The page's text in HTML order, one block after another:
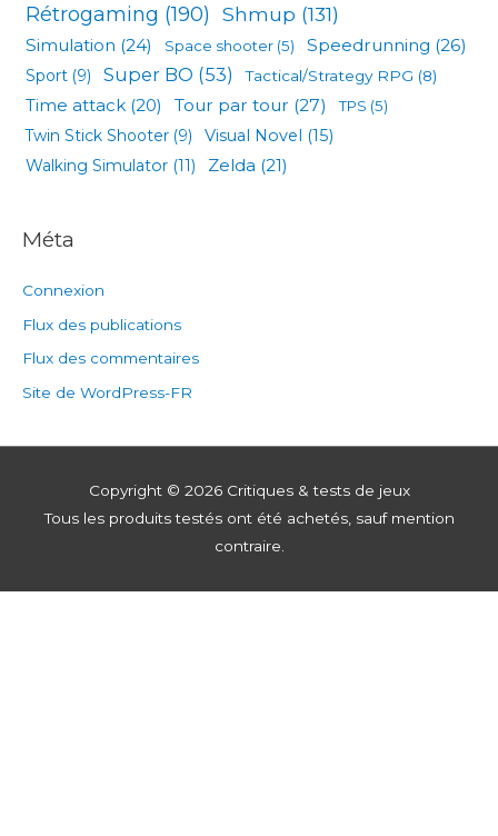
Rétrogaming (190) Shmup (131)
Simulation (24) Space shooter (5) Speedrunning (26)
Sport (9) Super BO (53) Tactical/Strategy RPG (8)
Time attack (20) Tour par tour (27) TPS (5)
Twin Stick Shooter (9) Visual Novel (15)
Walking Simulator (11) Zelda (21)
Méta
Connexion
Flux des publications
Flux des commentaires
Site de WordPress-FR
Copyright © 2026 Critiques & tests de jeux
Tous les produits testés ont été achetés, sauf mention
contraire.